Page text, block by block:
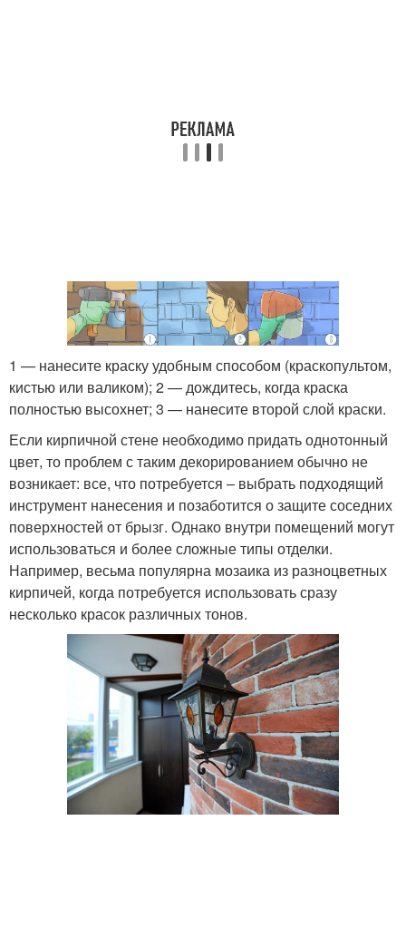
1 — нанесите краску удобным способом (краскопультом,
кистью или валиком); 2 — дождитесь, когда краска
полностью высохнет; 3 — нанесите второй слой краски.
Если кирпичной стене необходимо придать однотонный
цвет, то проблем с таким декорированием обычно не
возникает: все, что потребуется – выбрать подходящий
инструмент нанесения и позаботится о защите соседних
поверхностей от брызг. Однако внутри помещений могут
использоваться и более сложные типы отделки.
Например, весьма популярна мозаика из разноцветных
кирпичей, когда потребуется использовать сразу
несколько красок различных тонов.